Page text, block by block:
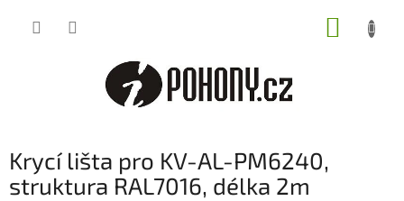
Krycí lišta pro KV-AL-PM6240,
struktura RAL7016, délka 2m